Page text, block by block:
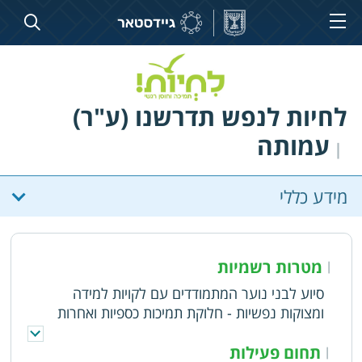
לחיות לנפש תדרשנו (ע"ר)
| עמותה
מידע כללי
| מטרות רשמיות
סיוע לבני נוער המתמודדים עם לקויות למידה
ומצוקות נפשיות - חלוקת תמיכות כספיות ואחרות
לנזקקים. הפעלת מוקד טלפוני המהווה עזרה ראשונה
למצוקות רגשיות ונפשיות למתן מענה מיידי אנונימי | תחום פעילות